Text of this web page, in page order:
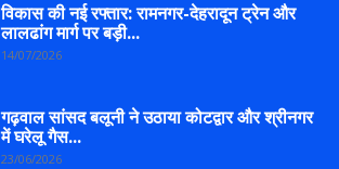
विकास की नई रफ्तार: रामनगर-देहरादून ट्रेन और
लालढांग मार्ग पर बड़ी...
14/07/2026
गढ़वाल सांसद बलूनी ने उठाया कोटद्वार और श्रीनगर
में घरेलू गैस...
23/06/2026